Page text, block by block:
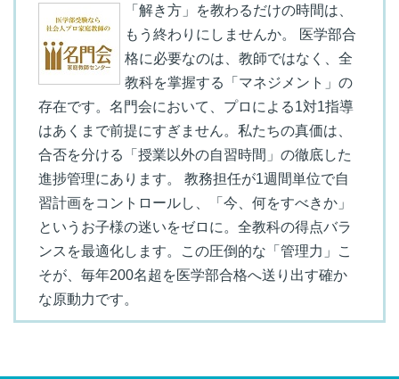
「解き方」を教わるだけの時間は、
もう終わりにしませんか。 医学部合
格に必要なのは、教師ではなく、全
教科を掌握する「マネジメント」の
存在です。名門会において、プロによる1対1指導
はあくまで前提にすぎません。私たちの真価は、
合否を分ける「授業以外の自習時間」の徹底した
進捗管理にあります。 教務担任が1週間単位で自
習計画をコントロールし、「今、何をすべきか」
というお子様の迷いをゼロに。全教科の得点バラ
ンスを最適化します。この圧倒的な「管理力」こ
そが、毎年200名超を医学部合格へ送り出す確か
な原動力です。